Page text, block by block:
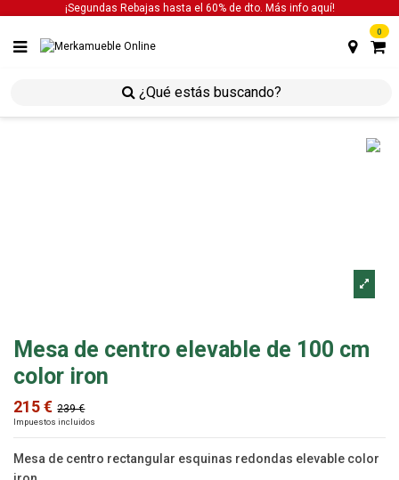
¡Segundas Rebajas hasta el 60% de dto. Más info aquí!
0
mesas de centro
mesa de centro
Mesa de centro elevable de 100 cm
color iron
215 € 239 €
Impuestos incluidos
Mesa de centro rectangular esquinas redondas elevable color